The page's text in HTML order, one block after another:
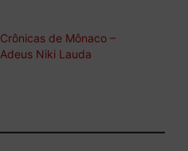
Crônicas de Mônaco –
Adeus Niki Lauda